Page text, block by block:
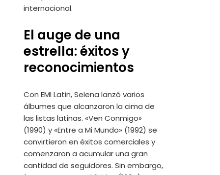
internacional.
El auge de una
estrella: éxitos y
reconocimientos
Con EMI Latin, Selena lanzó varios
álbumes que alcanzaron la cima de
las listas latinas. «Ven Conmigo»
(1990) y «Entre a Mi Mundo» (1992) se
convirtieron en éxitos comerciales y
comenzaron a acumular una gran
cantidad de seguidores. Sin embargo,